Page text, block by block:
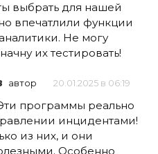
выбрать для нашей
впечатлили функции
Не могу
их тестировать!
автор 20.01.2025 в 06:19
программы реально
инцидентами!
из них, и они
Особенно